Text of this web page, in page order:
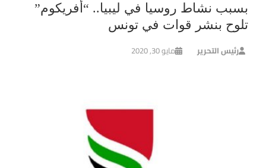
بسبب نشاط روسيا في ليبيا.. “أفريكوم”
تلوح بنشر قوات في تونس
رئيس التحرير مايو 30, 2020